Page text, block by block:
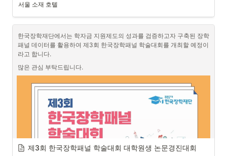
서울 소재 호텔
한국장학재단에서는 학자금 지원제도의 성과를 검증하고자 구축된 장학
패널 데이터를 활용하여 제3회 한국장학패널 학술대회를 개최할 예정이
라고 합니다.
많은 관심 부탁드립니다.
제3회 한국장학패널 학술대회 대학원생 논문경진대회